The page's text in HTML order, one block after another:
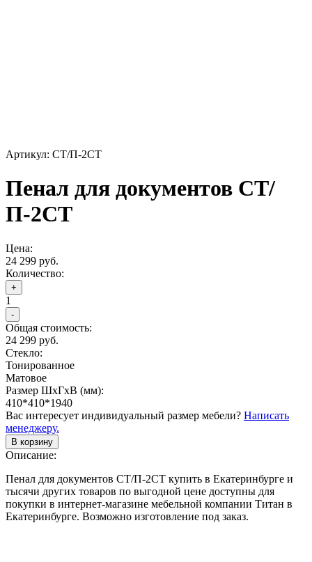
Артикул: СТ/П-2СТ
Пенал для документов СТ/
П-2СТ
Цена:
24 299 руб.
Количество:
+
1
-
Общая стоимость:
24 299 руб.
Стекло:
Тонированное
Матовое
Размер ШхГхВ (мм):
410*410*1940
Вас интересует индивидуальный размер мебели? Написать
менеджеру.
В корзину
Описание:
Пенал для документов СТ/П-2СТ купить в Екатеринбурге и
тысячи других товаров по выгодной цене доступны для
покупки в интернет-магазине мебельной компании Титан в
Екатеринбурге. Возможно изготовление под заказ.